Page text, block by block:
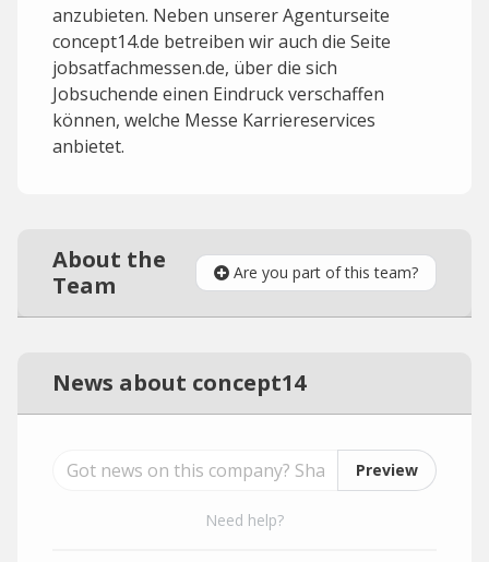
anzubieten. Neben unserer Agenturseite
concept14.de betreiben wir auch die Seite
jobsatfachmessen.de, über die sich
Jobsuchende einen Eindruck verschaffen
können, welche Messe Karriereservices
anbietet.
About the
Team
Are you part of this team?
News about concept14
Preview
Need help?